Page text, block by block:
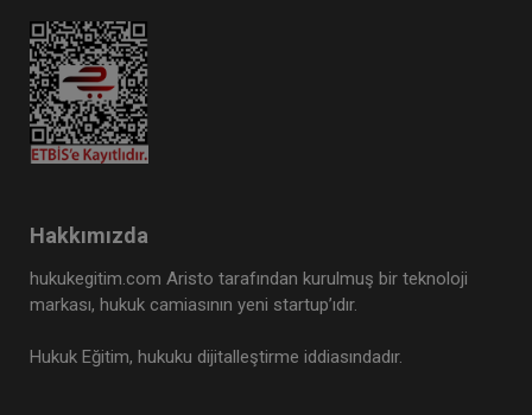
Hakkımızda
hukukegitim.com Aristo tarafından kurulmuş bir teknoloji
markası, hukuk camiasının yeni startup’ıdır.
Hukuk Eğitim, hukuku dijitalleştirme iddiasındadır.